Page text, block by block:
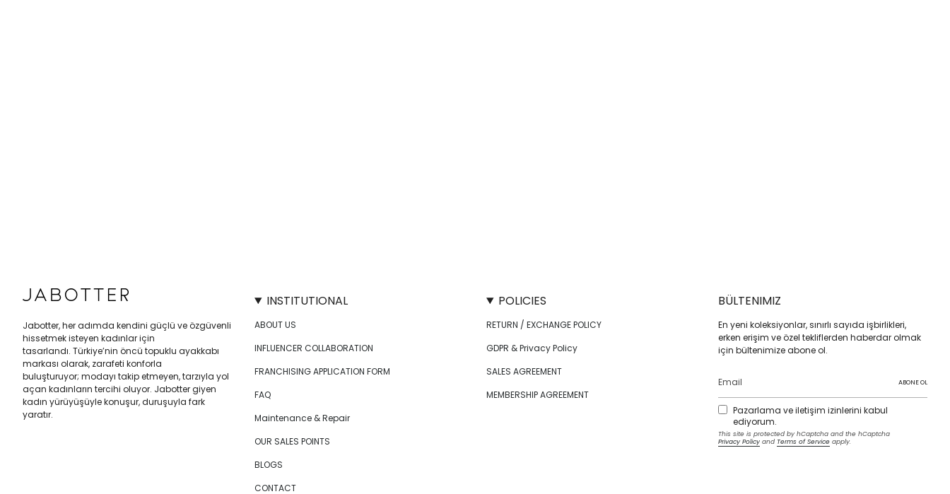
Jabotter, her adımda kendini güçlü ve özgüvenli
hissetmek isteyen kadınlar için
tasarlandı. Türkiye’nin öncü topuklu ayakkabı
markası olarak, zarafeti konforla
buluşturuyor; modayı takip etmeyen, tarzıyla yol
açan kadınların tercihi oluyor. Jabotter giyen
kadın yürüyüşüyle konuşur, duruşuyla fark
yaratır.
INSTITUTIONAL
ABOUT US
INFLUENCER COLLABORATION
FRANCHISING APPLICATION FORM
FAQ
Maintenance & Repair
OUR SALES POINTS
BLOGS
CONTACT
POLICIES
RETURN / EXCHANGE POLICY
GDPR & Privacy Policy
SALES AGREEMENT
MEMBERSHIP AGREEMENT
BÜLTENIMIZ
En yeni koleksiyonlar, sınırlı sayıda işbirlikleri,
erken erişim ve özel tekliflerden haberdar olmak
için bültenimize abone ol.
ABONE OL
Pazarlama ve iletişim izinlerini kabul
ediyorum.
This site is protected by hCaptcha and the hCaptcha
Privacy Policy and Terms of Service apply.